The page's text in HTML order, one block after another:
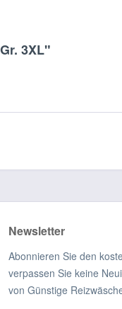
3XL"
Newsletter
Abonnieren Sie den
verpassen Sie keine
von Günstige